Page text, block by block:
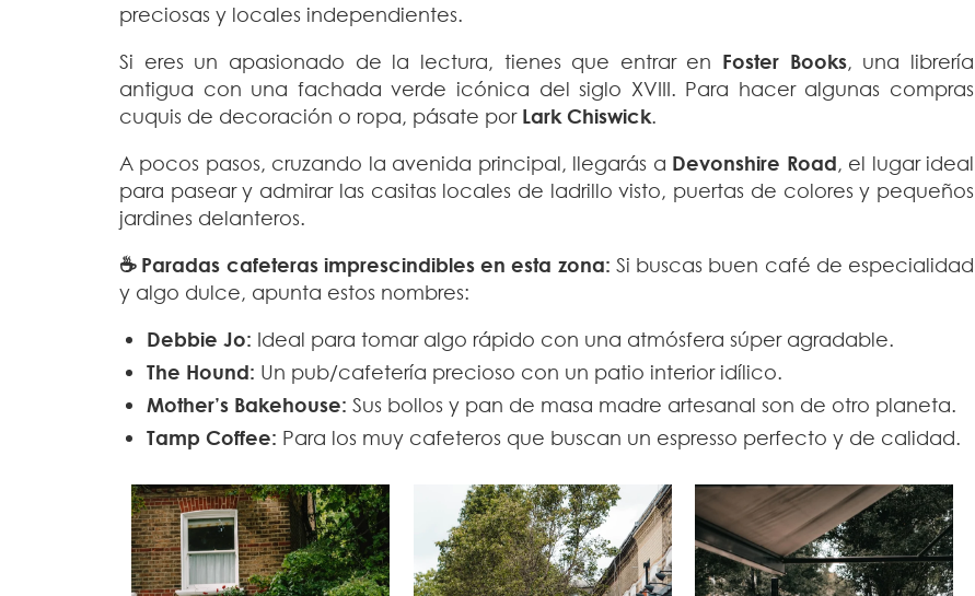
preciosas y locales independientes.
Si eres un apasionado de la lectura, tienes que entrar en Foster Books, una librería
antigua con una fachada verde icónica del siglo XVIII. Para hacer algunas compras
cuquis de decoración o ropa, pásate por Lark Chiswick.
A pocos pasos, cruzando la avenida principal, llegarás a Devonshire Road, el lugar ideal
para pasear y admirar las casitas locales de ladrillo visto, puertas de colores y pequeños
jardines delanteros.
☕ Paradas cafeteras imprescindibles en esta zona: Si buscas buen café de especialidad
y algo dulce, apunta estos nombres:
Debbie Jo: Ideal para tomar algo rápido con una atmósfera súper agradable.
The Hound: Un pub/cafetería precioso con un patio interior idílico.
Mother’s Bakehouse: Sus bollos y pan de masa madre artesanal son de otro planeta.
Tamp Coffee: Para los muy cafeteros que buscan un espresso perfecto y de calidad.